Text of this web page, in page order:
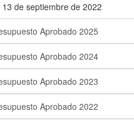
13 de septiembre de 2022
Aprobado 2025
Aprobado 2024
Aprobado 2023
Aprobado 2022